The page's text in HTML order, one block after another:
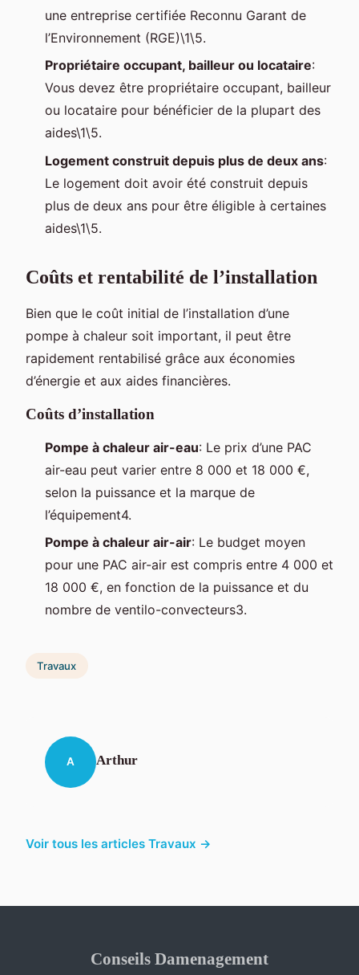
une entreprise certifiée Reconnu Garant de
l’Environnement (RGE)\1\5.
Propriétaire occupant, bailleur ou locataire:
Vous devez être propriétaire occupant, bailleur
ou locataire pour bénéficier de la plupart des
aides\1\5.
Logement construit depuis plus de deux ans:
Le logement doit avoir été construit depuis
plus de deux ans pour être éligible à certaines
aides\1\5.
Coûts et rentabilité de l’installation
Bien que le coût initial de l’installation d’une
pompe à chaleur soit important, il peut être
rapidement rentabilisé grâce aux économies
d’énergie et aux aides financières.
Coûts d’installation
Pompe à chaleur air-eau: Le prix d’une PAC
air-eau peut varier entre 8 000 et 18 000 €,
selon la puissance et la marque de
l’équipement4.
Pompe à chaleur air-air: Le budget moyen
pour une PAC air-air est compris entre 4 000 et
18 000 €, en fonction de la puissance et du
nombre de ventilo-convecteurs3.
Travaux
A Arthur
Voir tous les articles Travaux →
Conseils Damenagement